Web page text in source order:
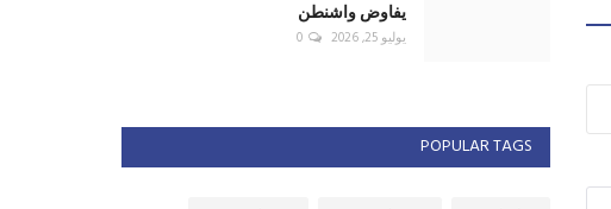
يفاوض واشنطن
يوليو 25, 2026 0
POPULAR TAGS